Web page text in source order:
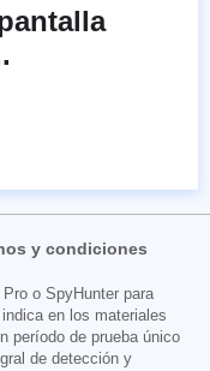
y condiciones
o SpyHunter para
en los materiales
período de prueba único
de detección y